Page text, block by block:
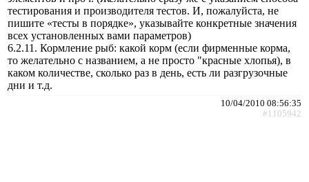
тестирования и производителя тестов. И, пожалуйста, не
пишите «тесты в порядке», указывайте конкретные значения
всех установленных вами параметров)
6.2.11. Кормление рыб: какой корм (если фирменные корма,
то желательно с названием, а не просто "красные хлопья), в
каком количестве, сколько раз в день, есть ли разгрузочные
дни и т.д.
10/04/2010 08:56:35
#1105942